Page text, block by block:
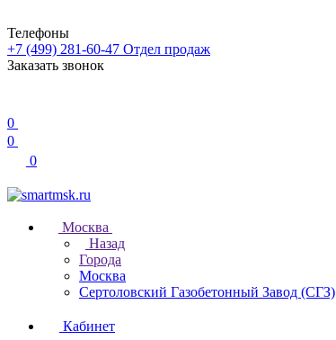
Телефоны
+7 (499) 281-60-47 Отдел продаж
Заказать звонок
0
0
0
Москва
Назад
Города
Москва
Сертоловский Газобетонный Завод (СГЗ)
Кабинет